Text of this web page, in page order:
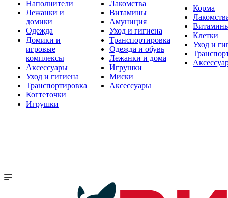
Наполнители
Лежанки и
домики
Одежда
Домики и
игровые
комплексы
Аксессуары
Уход и гигиена
Транспортировка
Когтеточки
Игрушки
Лакомства
Витамины
Амуниция
Уход и гигиена
Транспортировка
Одежда и обувь
Лежанки и дома
Игрушки
Миски
Аксессуары
Корма
Клетки
Уход и